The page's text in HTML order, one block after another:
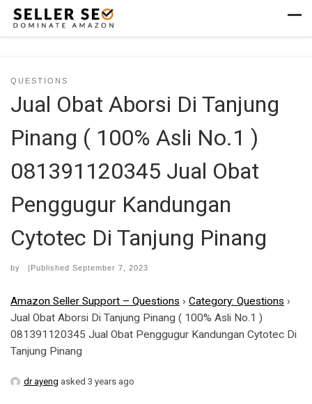
Skip to content
QUESTIONS
Jual Obat Aborsi Di Tanjung
Pinang ( 100% Asli No.1 )
081391120345 Jual Obat
Penggugur Kandungan
Cytotec Di Tanjung Pinang
by |Published September 7, 2023
Amazon Seller Support – Questions › Category: Questions ›
Jual Obat Aborsi Di Tanjung Pinang ( 100% Asli No.1 )
081391120345 Jual Obat Penggugur Kandungan Cytotec Di
Tanjung Pinang
dr ayeng asked 3 years ago